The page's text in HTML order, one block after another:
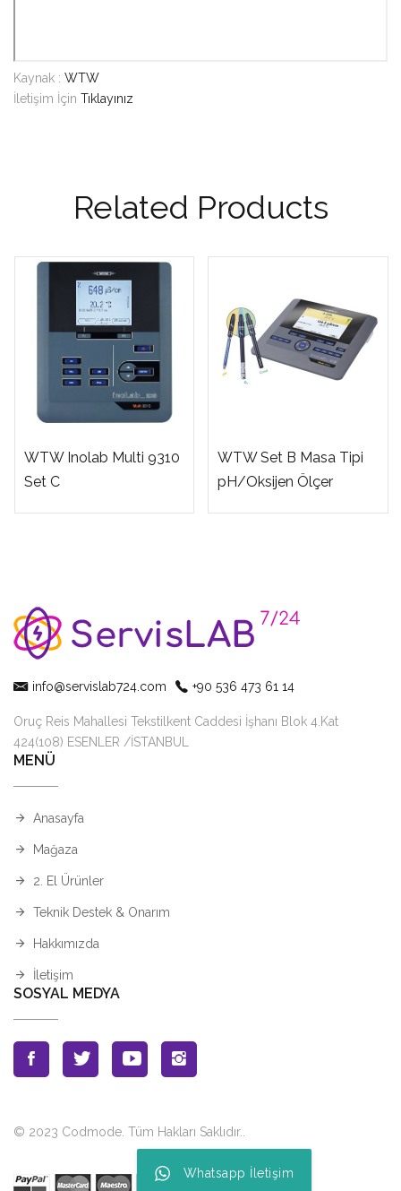
Kaynak : WTW
İletişim İçin Tıklayınız
Related Products
WTW Inolab Multi 9310
Set C
WTW Set B Masa Tipi
pH/Oksijen Ölçer
info@servislab724.com +90 536 473 61 14
Oruç Reis Mahallesi Tekstilkent Caddesi İşhanı Blok 4.Kat
424(108) ESENLER /İSTANBUL
MENÜ
Anasayfa
Mağaza
2. El Ürünler
Teknik Destek & Onarım
Hakkımızda
İletişim
SOSYAL MEDYA
© 2023 Codmode. Tüm Hakları Saklıdır.
Whatsapp İletişim